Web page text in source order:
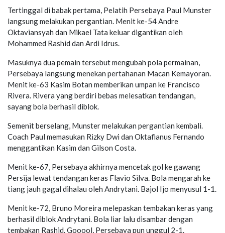
Tertinggal di babak pertama, Pelatih Persebaya Paul Munster
langsung melakukan pergantian. Menit ke-54 Andre
Oktaviansyah dan Mikael Tata keluar digantikan oleh
Mohammed Rashid dan Ardi Idrus.
Masuknya dua pemain tersebut mengubah pola permainan,
Persebaya langsung menekan pertahanan Macan Kemayoran.
Menit ke-63 Kasim Botan memberikan umpan ke Francisco
Rivera. Rivera yang berdiri bebas melesatkan tendangan,
sayang bola berhasil diblok.
Semenit berselang, Munster melakukan pergantian kembali.
Coach Paul memasukan Rizky Dwi dan Oktafianus Fernando
menggantikan Kasim dan Gilson Costa.
Menit ke-67, Persebaya akhirnya mencetak gol ke gawang
Persija lewat tendangan keras Flavio Silva. Bola mengarah ke
tiang jauh gagal dihalau oleh Andrytani. Bajol Ijo menyusul 1-1.
Menit ke-72, Bruno Moreira melepaskan tembakan keras yang
berhasil diblok Andrytani. Bola liar lalu disambar dengan
tembakan Rashid. Gooool, Persebaya pun unggul 2-1.